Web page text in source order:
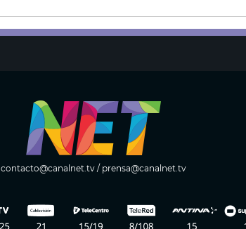
contacto@canalnet.tv/ prensa@canalnet.tv